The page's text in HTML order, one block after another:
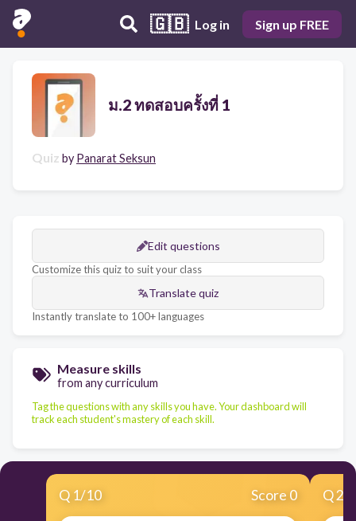
🇬🇧 Log in Sign up FREE
ม.2 ทดสอบครั้งที่ 1
Quiz by Panarat Seksun
Edit questions
Customize this quiz to suit your class
Translate quiz
Instantly translate to 100+ languages
Measure skills
from any curriculum
Tag the questions with any skills you have. Your dashboard will
track each student's mastery of each skill.
Q 1/10 Score 0 Q2